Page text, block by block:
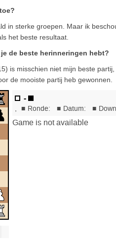
in sterke groepen. Maar ik
het beste resultaat.
de beste herinneringen hebt?
is misschien niet mijn beste
de mooiste partij heb gewonnen.